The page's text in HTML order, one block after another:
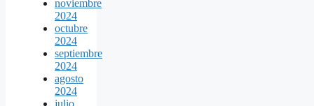
noviembre
2024
octubre
2024
septiembre
2024
agosto
2024